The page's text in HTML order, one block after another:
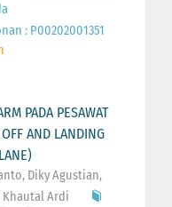
: P00202001351
PADA PESAWAT
OFF AND LANDING
Diky Agustian,
Khautal Ardi